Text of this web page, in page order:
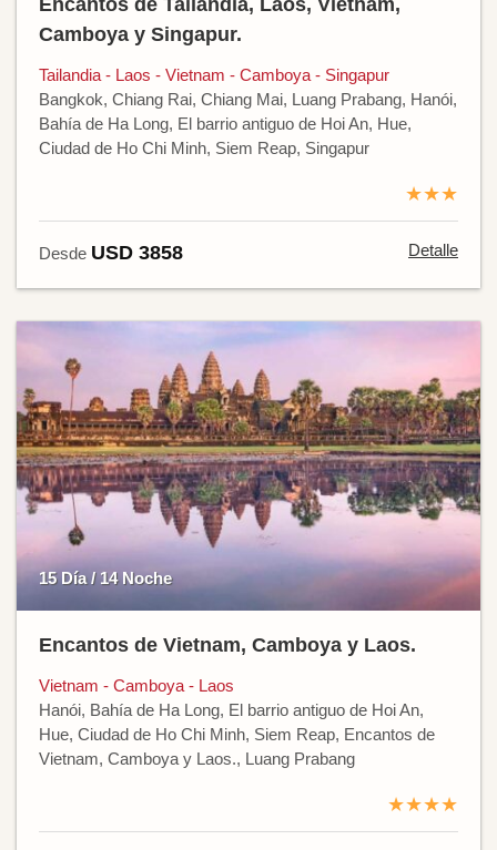
Encantos de Tailandia, Laos, Vietnam,
Camboya y Singapur.
Tailandia - Laos - Vietnam - Camboya - Singapur
Bangkok, Chiang Rai, Chiang Mai, Luang Prabang, Hanói,
Bahía de Ha Long, El barrio antiguo de Hoi An, Hue,
Ciudad de Ho Chi Minh, Siem Reap, Singapur
★★★
Desde USD 3858 Detalle
15 Día / 14 Noche
Encantos de Vietnam, Camboya y Laos.
Vietnam - Camboya - Laos
Hanói, Bahía de Ha Long, El barrio antiguo de Hoi An,
Hue, Ciudad de Ho Chi Minh, Siem Reap, Encantos de
Vietnam, Camboya y Laos., Luang Prabang
★★★★